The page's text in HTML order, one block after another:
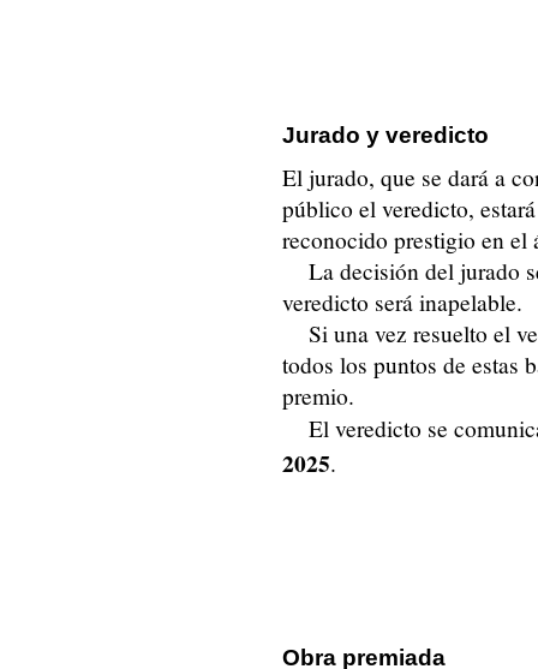
Jurado y veredicto
El jurado, que se dará a
público el veredicto,
reconocido prestigio en el
La decisión del jurado
veredicto será inapelable.
Si una vez resuelto el
todos los puntos de estas
premio.
El veredicto se
2025.
Obra premiada